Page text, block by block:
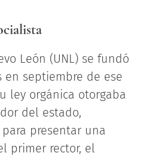
León (UNL) se fundó
en septiembre de ese
ley orgánica otorgaba
del estado,
para presentar una
primer rector, el